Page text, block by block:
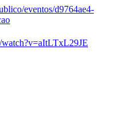
eventos/d9764ae4-